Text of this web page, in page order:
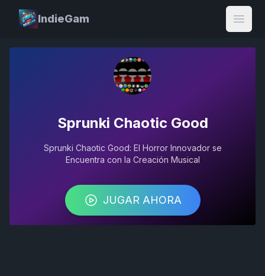
IndieGam
Open
Sprunki Chaotic Good
Sprunki Chaotic Good: El Horror Innovador se
Encuentra con la Creación Musical
JUGAR AHORA